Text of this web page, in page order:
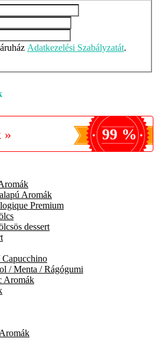
Adatkezelési Szabályzatát.
» 99 %
Aromák
Premium
dessert
/ Menta / Rágógumi
Aromák